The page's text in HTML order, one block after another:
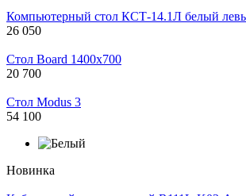
Компьютерный стол КСТ-14.1Л белый
26 050
Стол Board 1400x700
20 700
Стол Modus 3
54 100
Новинка